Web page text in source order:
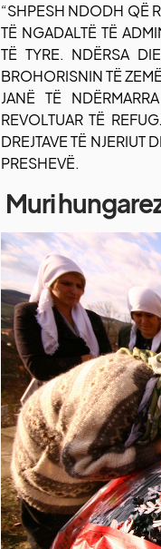
“SHPESH NDODH QË
TË NGADALTË TË
TË TYRE. NDËRSA
BROHORISNIN TË
JANË TË
REVOLTUAR TË
DREJTAVE TË NJERIUT
PRESHEVË.
Muri